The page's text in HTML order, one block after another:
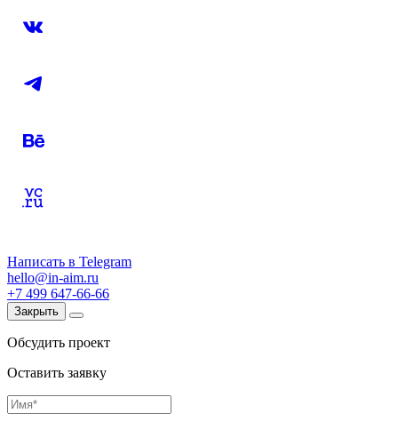
Написать в Telegram
hello@in-aim.ru
+7 499 647-66-66
Закрыть
Обсудить проект
Оставить заявку